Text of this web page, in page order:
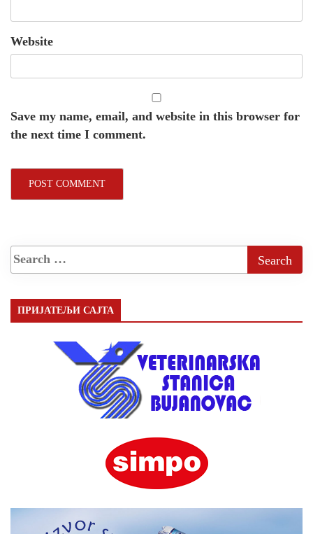
Website
Save my name, email, and website in this browser for
the next time I comment.
ПРИЈАТЕЉИ САЈТА